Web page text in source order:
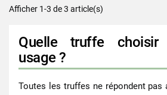
Afficher 1-3 de 3 article(s)
Quelle truffe
usage ?
Toutes les truffes ne répondent pas